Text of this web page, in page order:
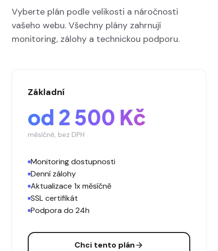
Vyberte plán podle velikosti a náročnosti
vašeho webu. Všechny plány zahrnují
monitoring, zálohy a technickou podporu.
Základní
od 2 500 Kč
měsíčně, bez DPH
Monitoring dostupnosti
Denní zálohy
Aktualizace 1x měsíčně
SSL certifikát
Podpora do 24h
Chci tento plán